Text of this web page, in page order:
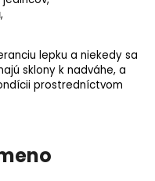
,
lepku a niekedy sa
sklony k nadváhe, a
prostredníctvom